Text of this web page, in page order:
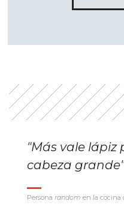
"Más vale lápiz
cabeza grande"
Persona random en la cocina